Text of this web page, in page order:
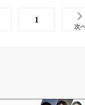
1
次